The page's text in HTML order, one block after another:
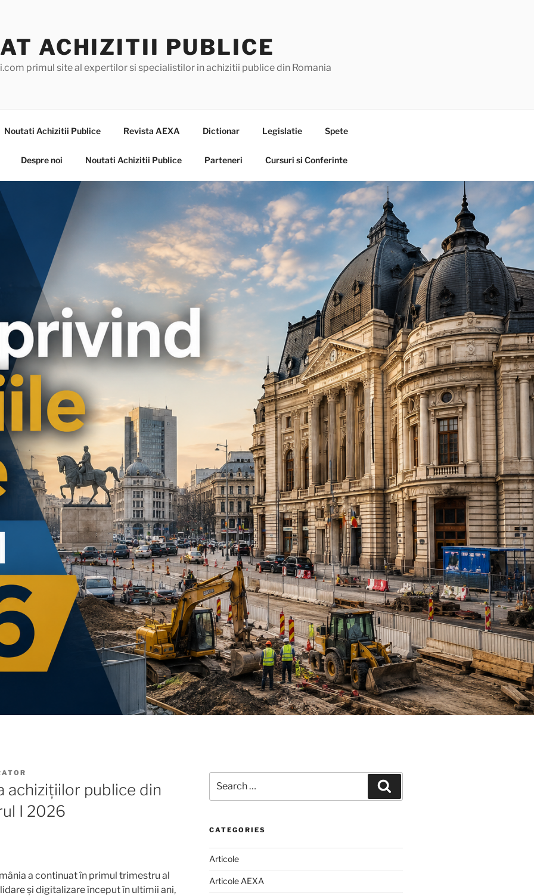
ACHIZITII PUBLICE
primul site al expertilor si specialistilor in achizitii publice din Romania
Noutati Achizitii Publice Revista AEXA Dictionar Legislatie Spete
Despre noi Noutati Achizitii Publice Parteneri Cursuri si Conferinte
achizițiilor publice din
I 2026
a continuat în primul trimestru al
și digitalizare început în ultimii ani,
for:
CATEGORIES
Articole
Articole AEXA